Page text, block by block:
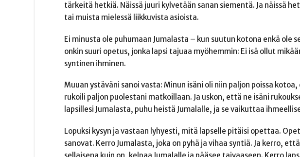
tärkeitä hetkiä. Näissä juuri kylvetään sanan siementä. Ja näissä
tai muista mielessä liikkuvista asioista.
Ei minusta ole puhumaan Jumalasta – kun suutun kotona enkä
onkin suuri opetus, jonka lapsi tajuaa myöhemmin: Ei isä ollut
syntinen ihminen.
Muuan ystäväni sanoi vasta: Minun isäni oli niin paljon poissa
rukoili paljon puolestani matkoillaan. Ja uskon, että ne isäni
lapsillesi Jumalasta, puhu heistä Jumalalle, ja se vaikuttaa
Lopuksi kysyn ja vastaan lyhyesti, mitä lapselle pitäisi opettaa.
sanovat. Kerro Jumalasta, joka on pyhä ja vihaa syntiä. Ja kerro,